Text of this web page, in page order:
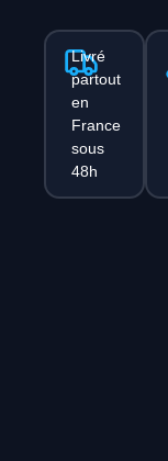
Livré
partout
en
France
sous
48h